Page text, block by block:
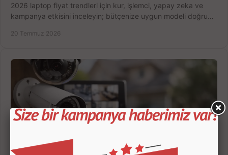
2026 laptop fiyat trendleri için kur, işlemci, yapay zeka ve
kampanya etkisini inceleyin; bütçenize uygun modeli doğru
20 Temmuz 2026